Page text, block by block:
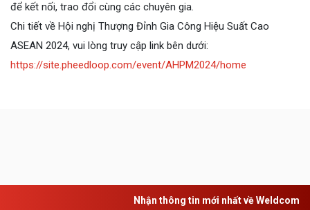
để kết nối, trao đổi cùng các chuyên gia.
Chi tiết về Hội nghị Thượng Đỉnh Gia Công Hiệu Suất Cao
ASEAN 2024, vui lòng truy cập link bên dưới:
https://site.pheedloop.com/event/AHPM2024/home
Nhận thông tin mới nhất về Weldcom